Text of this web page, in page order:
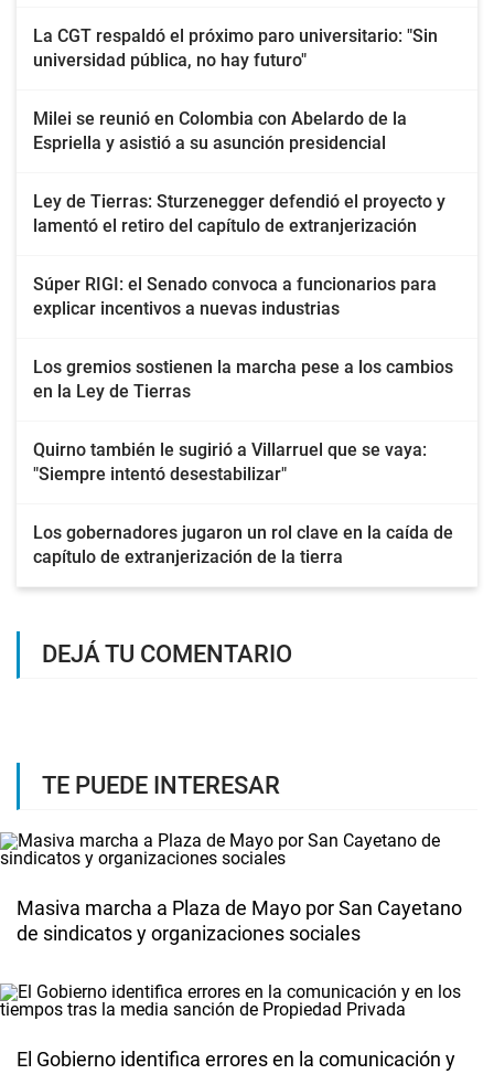
La CGT respaldó el próximo paro universitario: "Sin
universidad pública, no hay futuro"
Milei se reunió en Colombia con Abelardo de la
Espriella y asistió a su asunción presidencial
Ley de Tierras: Sturzenegger defendió el proyecto y
lamentó el retiro del capítulo de extranjerización
Súper RIGI: el Senado convoca a funcionarios para
explicar incentivos a nuevas industrias
Los gremios sostienen la marcha pese a los cambios
en la Ley de Tierras
Quirno también le sugirió a Villarruel que se vaya:
"Siempre intentó desestabilizar"
Los gobernadores jugaron un rol clave en la caída de
capítulo de extranjerización de la tierra
DEJÁ TU COMENTARIO
TE PUEDE INTERESAR
Masiva marcha a Plaza de Mayo por San Cayetano
de sindicatos y organizaciones sociales
El Gobierno identifica errores en la comunicación y